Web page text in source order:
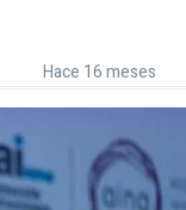
Hace 16 meses